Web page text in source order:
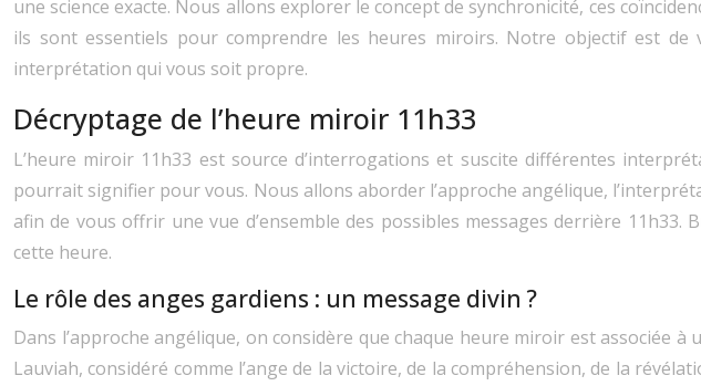
une science exacte. Nous allons explorer le concept de synchronicité, ces
ils sont essentiels pour comprendre les heures miroirs. Notre objectif est
interprétation qui vous soit propre.
Décryptage de l’heure miroir 11h33
L’heure miroir 11h33 est source d’interrogations et suscite différentes
pourrait signifier pour vous. Nous allons aborder l’approche angélique,
afin de vous offrir une vue d’ensemble des possibles messages derrière
cette heure.
Le rôle des anges gardiens : un message divin ?
Dans l’approche angélique, on considère que chaque heure miroir est associée
Lauviah, considéré comme l’ange de la victoire, de la compréhension, de la